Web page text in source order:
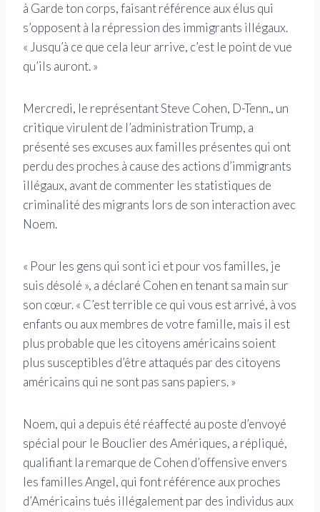
à Garde ton corps, faisant référence aux élus qui
s’opposent à la répression des immigrants illégaux.
« Jusqu’à ce que cela leur arrive, c’est le point de vue
qu’ils auront. »
Mercredi, le représentant Steve Cohen, D-Tenn., un
critique virulent de l’administration Trump, a
présenté ses excuses aux familles présentes qui ont
perdu des proches à cause des actions d’immigrants
illégaux, avant de commenter les statistiques de
criminalité des migrants lors de son interaction avec
Noem.
« Pour les gens qui sont ici et pour vos familles, je
suis désolé », a déclaré Cohen en tenant sa main sur
son cœur. « C’est terrible ce qui vous est arrivé, à vos
enfants ou aux membres de votre famille, mais il est
plus probable que les citoyens américains soient
plus susceptibles d’être attaqués par des citoyens
américains qui ne sont pas sans papiers. »
Noem, qui a depuis été réaffecté au poste d’envoyé
spécial pour le Bouclier des Amériques, a répliqué,
qualifiant la remarque de Cohen d’offensive envers
les familles Angel, qui font référence aux proches
d’Américains tués illégalement par des individus aux